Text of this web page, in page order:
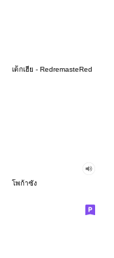
เด็กเฮีย - RedremasteRed
โพก้าซัง